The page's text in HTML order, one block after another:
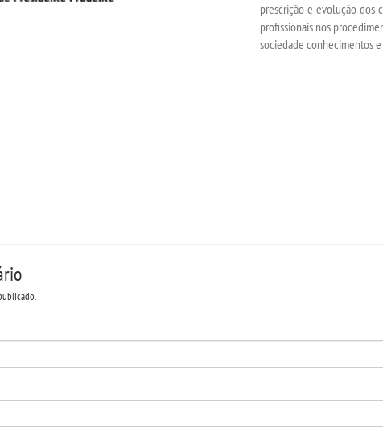
prescrição e evolução dos
profissionais nos
sociedade conhecimentos